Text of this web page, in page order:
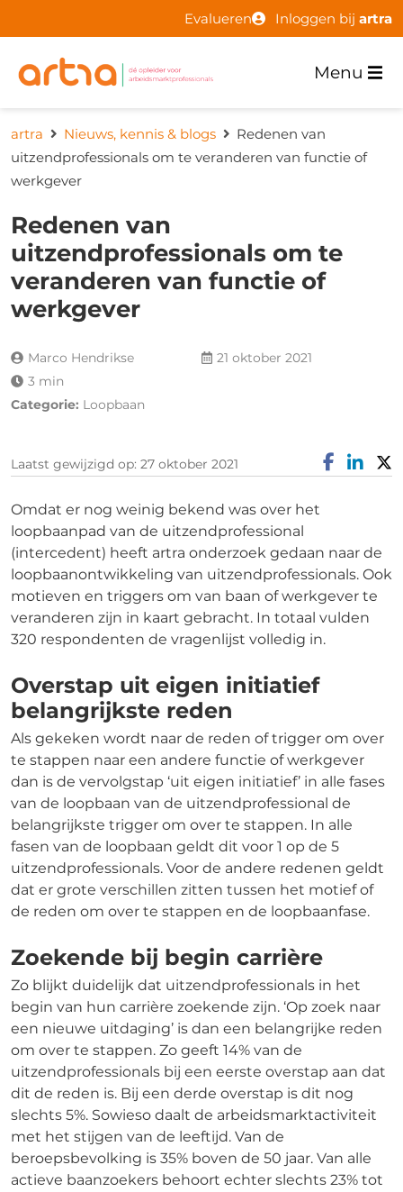
Evalueren Inloggen bij artra
Menu
artra Nieuws, kennis & blogs
Redenen van
uitzendprofessionals om te veranderen van functie of
werkgever
Redenen van
uitzendprofessionals om te
veranderen van functie of
werkgever
Marco Hendrikse
21 oktober 2021
3 min
Categorie: Loopbaan
Laatst gewijzigd op: 27 oktober 2021
Omdat er nog weinig bekend was over het
loopbaanpad van de uitzendprofessional
(intercedent) heeft artra onderzoek gedaan naar de
loopbaanontwikkeling van uitzendprofessionals. Ook
motieven en triggers om van baan of werkgever te
veranderen zijn in kaart gebracht. In totaal vulden
320 respondenten de vragenlijst volledig in.
Overstap uit eigen initiatief
belangrijkste reden
Als gekeken wordt naar de reden of trigger om over
te stappen naar een andere functie of werkgever
dan is de vervolgstap ‘uit eigen initiatief’ in alle fases
van de loopbaan van de uitzendprofessional de
belangrijkste trigger om over te stappen. In alle
fasen van de loopbaan geldt dit voor 1 op de 5
uitzendprofessionals. Voor de andere redenen geldt
dat er grote verschillen zitten tussen het motief of
de reden om over te stappen en de loopbaanfase.
Zoekende bij begin carrière
Zo blijkt duidelijk dat uitzendprofessionals in het
begin van hun carrière zoekende zijn. ‘Op zoek naar
een nieuwe uitdaging’ is dan een belangrijke reden
om over te stappen. Zo geeft 14% van de
uitzendprofessionals bij een eerste overstap aan dat
dit de reden is. Bij een derde overstap is dit nog
slechts 5%. Sowieso daalt de arbeidsmarktactiviteit
met het stijgen van de leeftijd. Van de
beroepsbevolking is 35% boven de 50 jaar. Van alle
actieve baanzoekers behoort echter slechts 23% tot